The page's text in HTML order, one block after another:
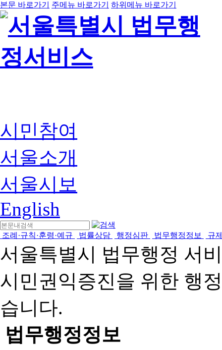
본문 바로가기 주메뉴 바로가기 하위메뉴 바로가기
시민참여
서울소개
서울시보
English
조례·규칙·훈령·예규 법률상담 행정심판 법무행정정보 규
서울특별시 법무행정 서
시민권익증진을 위한 행
습니다.
법무행정정보